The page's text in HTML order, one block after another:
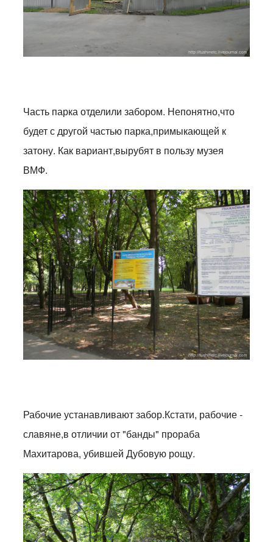
Часть парка отделили забором. Непонятно,что
будет с другой частью парка,примыкающей к
затону. Как вариант,вырубят в пользу музея
ВМФ.
Рабочие устанавливают забор.Кстати, рабочие -
славяне,в отличии от "банды" прораба
Махитарова, убившей Дубовую рощу.